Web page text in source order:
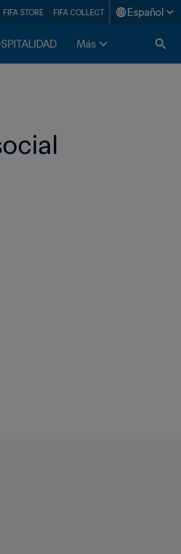
FIFA STORE FIFA COLLECT Español
Más